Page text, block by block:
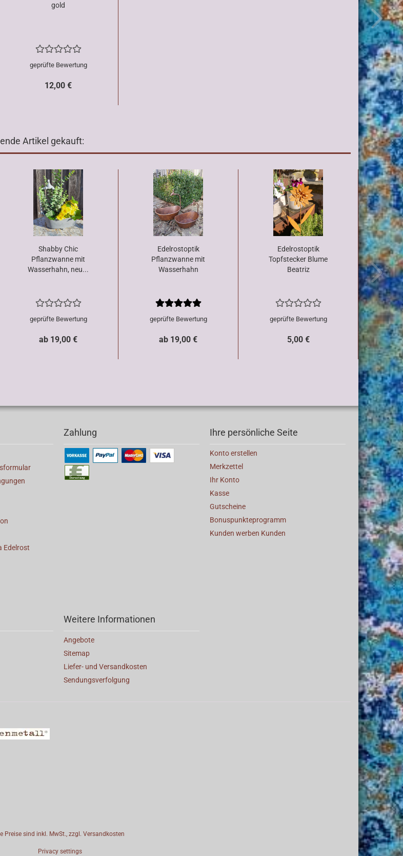
gold
geprüfte Bewertung
12,00 €
Artikel gekauft:
Shabby Chic
Pflanzwanne mit
Wasserhahn, neu...
geprüfte Bewertung
ab 19,00 €
Edelrostoptik
Pflanzwanne mit
Wasserhahn
geprüfte Bewertung
ab 19,00 €
Edelrostoptik
Topfstecker Blume
Beatriz
geprüfte Bewertung
5,00 €
Edelrost
Zahlung Ihre persönliche Seite
Konto erstellen
Merkzettel
Ihr Konto
Kasse
Gutscheine
Bonuspunkteprogramm
Kunden werben Kunden
Weitere Informationen
Angebote
Sitemap
Liefer- und Versandkosten
Sendungsverfolgung
Preise sind inkl. MwSt., zzgl. Versandkosten
Privacy settings